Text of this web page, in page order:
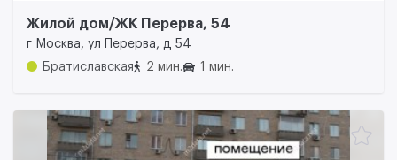
Жилой дом/ЖК Перерва, 54
г Москва, ул Перерва, д 54
Братиславская
2 мин. 1 мин.